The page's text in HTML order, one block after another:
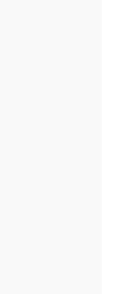
dataa i dette